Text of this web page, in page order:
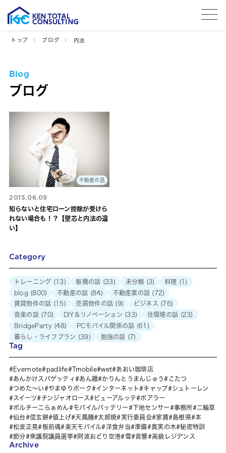
トップ ブログ 内法
Blog
ブログ
不動産の話
2015.06.09
知らないと住宅ローン控除が受けら
れない場合も！？【壁芯と内法の違
い】
Category
トレーニング (13) 板橋の話 (33) 未分類 (3) 料理 (1)
blog (800) 不動産の話 (84) 不動産業の話 (72)
賃貸物件の話 (15) 売買物件の話 (9) ビジネス (76)
音楽の話(70) DIY＆リノベーション (33) 住環境の話 (23)
BridgeParty(48) PCモバイル関係の話 (61)
暮らし・ライフプラン (39) 勉強の話 (7)
Tag
Evernote padlife Tmobile wet
あおい珈琲店
あんかけスパゲッティ
あん饅 かりんとうまんじゅう
こたつ
つめた～い
やまゆりポーク インターネット キャップ
シュトーレン
スイーツ
チンジャオロース ビューアルッテ
ポアラー
ポルチーニらぁめん
モバイルバッテリー 下地センサー 事務所
二輪草
仙台
信玄餅 値上げ 天鳳麺 太郎焼 実行委員会 家賃 島根県
本
松波正晃
板前魂 楽天モバイル 洋食弁当 準備 真実の木
秘密特訓
節分
衆議院議員選挙 阿波おどり空港 雪 音響 高級レジデンス
Archive